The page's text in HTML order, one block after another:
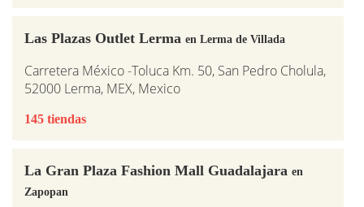
Las Plazas Outlet Lerma en Lerma de Villada
Carretera México -Toluca Km. 50, San Pedro Cholula,
52000 Lerma, MEX, Mexico
145 tiendas
La Gran Plaza Fashion Mall Guadalajara en
Zapopan